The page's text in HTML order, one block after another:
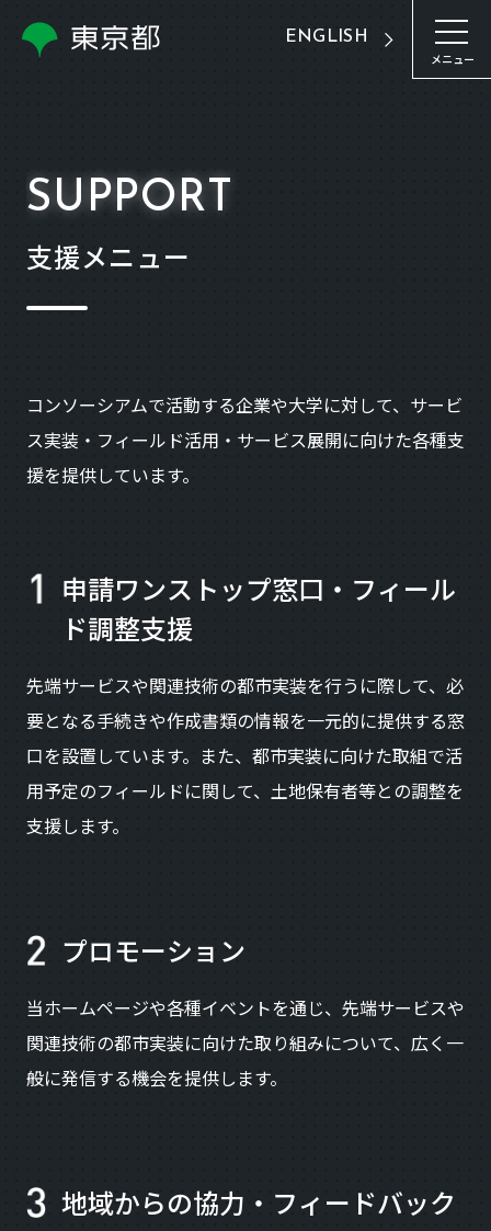
ENGLISH
メニュー
SUPPORT
支援メニュー
コンソーシアムで活動する企業や大学に対して、サービ
ス実装・フィールド活用・サービス展開に向けた各種支
援を提供しています。
申請ワンストップ窓口・フィール
ド調整支援
先端サービスや関連技術の都市実装を行うに際して、必
要となる手続きや作成書類の情報を一元的に提供する窓
口を設置しています。また、都市実装に向けた取組で活
用予定のフィールドに関して、土地保有者等との調整を
支援します。
プロモーション
当ホームページや各種イベントを通じ、先端サービスや
関連技術の都市実装に向けた取り組みについて、広く一
般に発信する機会を提供します。
地域からの協力・フィードバック